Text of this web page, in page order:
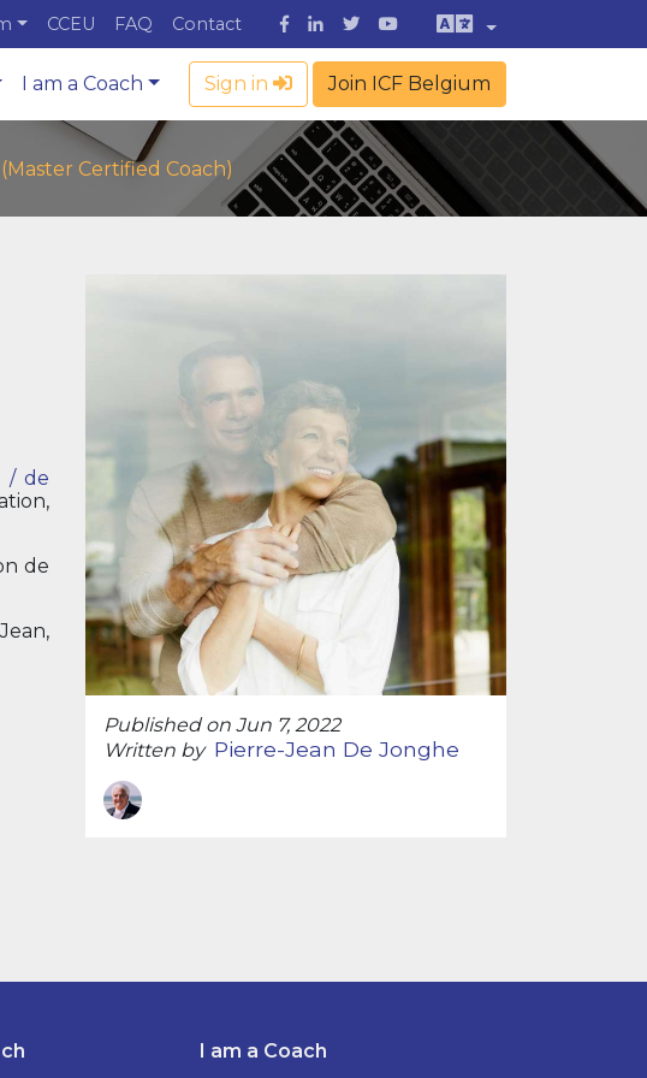
CCEU FAQ Contact
I am a Coach Sign in Join ICF Belgium
Certified Coach)
/ de
de
Published on Jun 7, 2022
Written by Pierre-Jean De Jonghe
I am a Coach